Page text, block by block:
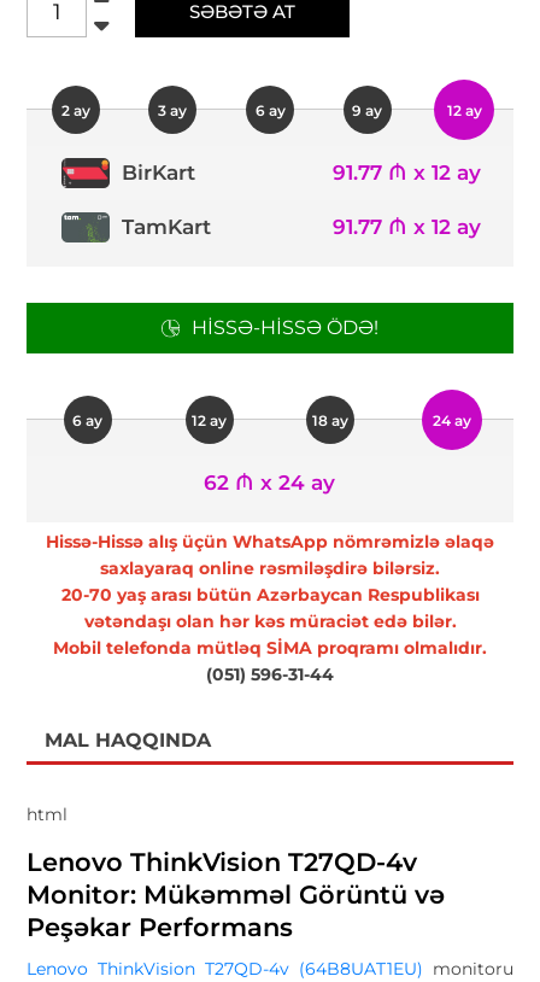
SƏBƏTƏ AT
2 ay 3 ay 6 ay 9 ay 12 ay
BirKart 91.77 ₼ x 12 ay
TamKart 91.77 ₼ x 12 ay
HISSƏ-HISSƏ ÖDƏ!
6 ay 12 ay 18 ay 24 ay
62 ₼ x 24 ay
Hissə-Hissə alış üçün WhatsApp nömrəmizlə əlaqə
saxlayaraq online rəsmiləşdirə bilərsiz.
20-70 yaş arası bütün Azərbaycan Respublikası
vətəndaşı olan hər kəs müraciət edə bilər.
Mobil telefonda mütləq SİMA proqramı olmalıdır.
(051) 596-31-44
MAL HAQQINDA
html
Lenovo ThinkVision T27QD-4v
Monitor: Mükəmməl Görüntü və
Peşəkar Performans
Lenovo ThinkVision T27QD-4v (64B8UAT1EU) monitoru